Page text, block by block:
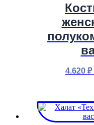
4.620 ₽